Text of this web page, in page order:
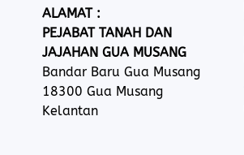
ALAMAT :
PEJABAT TANAH DAN
JAJAHAN GUA MUSANG
Bandar Baru Gua Musang
18300 Gua Musang
Kelantan